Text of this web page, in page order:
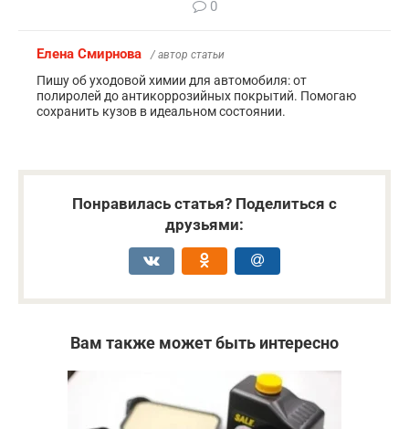
0
Елена Смирнова / автор статьи
Пишу об уходовой химии для автомобиля: от
полиролей до антикоррозийных покрытий. Помогаю
сохранить кузов в идеальном состоянии.
Понравилась статья? Поделиться с
друзьями:
Вам также может быть интересно